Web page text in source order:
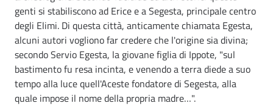
genti si stabiliscono ad Erice e a Segesta, principale centro
degli Elimi. Di questa città, anticamente chiamata Egesta,
alcuni autori vogliono far credere che l'origine sia divina;
secondo Servio Egesta, la giovane figlia di Ippote, "sul
bastimento fu resa incinta, e venendo a terra diede a suo
tempo alla luce quell'Aceste fondatore di Segesta, alla
quale impose il nome della propria madre…".